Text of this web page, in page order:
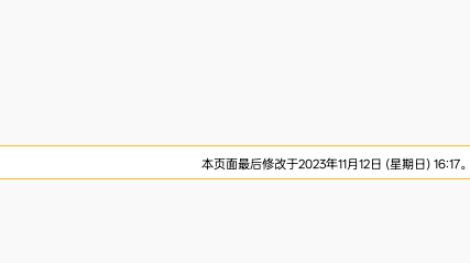
本页面最后修改于2023年11月12日 (星期日) 16:17。